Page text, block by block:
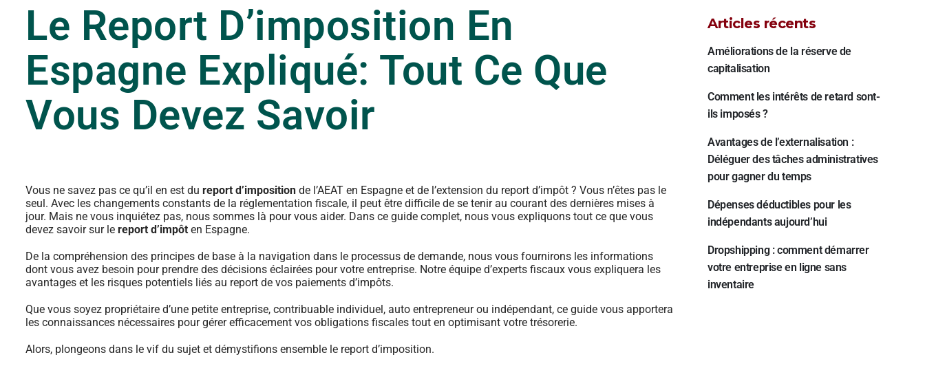
Le Report D’imposition En
Espagne Expliqué: Tout Ce Que
Vous Devez Savoir
Vous ne savez pas ce qu’il en est du report d’imposition de l’AEAT en Espagne et de l’extension du report d’impôt ? Vous n’êtes pas le
seul. Avec les changements constants de la réglementation fiscale, il peut être difficile de se tenir au courant des dernières mises à
jour. Mais ne vous inquiétez pas, nous sommes là pour vous aider. Dans ce guide complet, nous vous expliquons tout ce que vous
devez savoir sur le report d’impôt en Espagne.
De la compréhension des principes de base à la navigation dans le processus de demande, nous vous fournirons les informations
dont vous avez besoin pour prendre des décisions éclairées pour votre entreprise. Notre équipe d’experts fiscaux vous expliquera les
avantages et les risques potentiels liés au report de vos paiements d’impôts.
Que vous soyez propriétaire d’une petite entreprise, contribuable individuel, auto entrepreneur ou indépendant, ce guide vous apportera
les connaissances nécessaires pour gérer efficacement vos obligations fiscales tout en optimisant votre trésorerie.
Alors, plongeons dans le vif du sujet et démystifions ensemble le report d’imposition.
Articles récents
Améliorations de la réserve de
capitalisation
Comment les intérêts de retard sont-
ils imposés ?
Avantages de l’externalisation :
Déléguer des tâches administratives
pour gagner du temps
Dépenses déductibles pour les
indépendants aujourd’hui
Dropshipping : comment démarrer
votre entreprise en ligne sans
inventaire